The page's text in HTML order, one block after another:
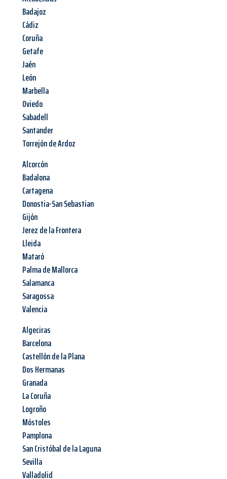
Badajoz
Cádiz
Coruña
Getafe
Jaén
León
Marbella
Oviedo
Sabadell
Santander
Torrejón de Ardoz
Alcorcón
Badalona
Cartagena
Donostia-San Sebastian
Gijón
Jerez de la Frontera
Lleida
Mataró
Palma de Mallorca
Salamanca
Saragossa
Valencia
Algeciras
Barcelona
Castellón de la Plana
Dos Hermanas
Granada
La Coruña
Logroño
Móstoles
Pamplona
San Cristóbal de la Laguna
Sevilla
Valladolid